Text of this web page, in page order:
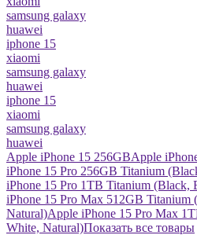
samsung galaxy
huawei
iphone 15
xiaomi
samsung galaxy
huawei
iphone 15
xiaomi
samsung galaxy
huawei
Apple iPhone 15 256GBApple
iPhone 15 Pro 256GB Titanium
iPhone 15 Pro 1TB Titanium (Black,
iPhone 15 Pro Max 512GB Titanium
Natural)Apple iPhone 15 Pro Max
White, Natural)Показать все товары